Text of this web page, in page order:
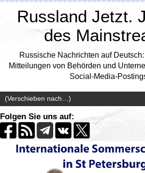
Russland Jetzt.
des
Russische Nachrichten auf
Mitteilungen von Behörden und
Social-Media-
Folgen Sie uns auf: